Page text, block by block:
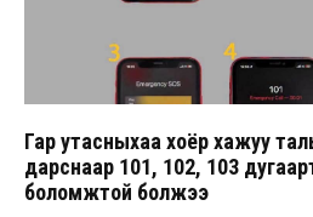
Гар утасныхаа хоёр хажуу
дарснаар 101, 102, 103 дугаарт
боломжтой болжээ